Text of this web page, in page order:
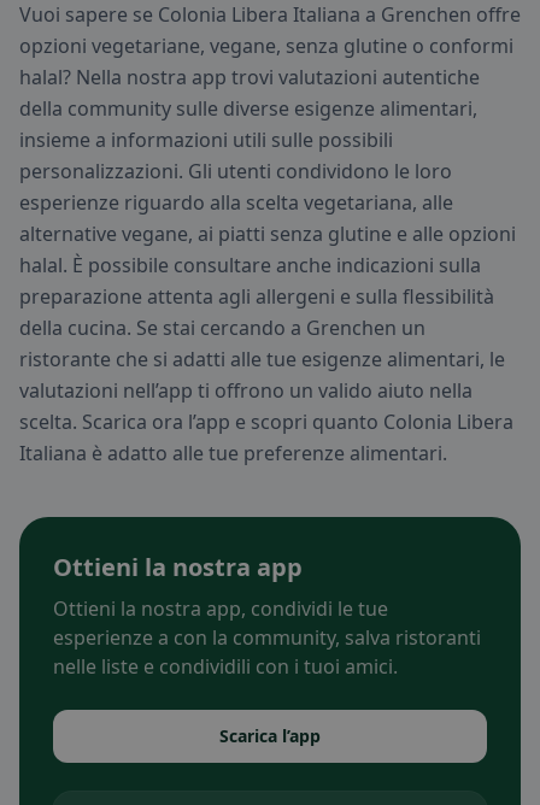
Vuoi sapere se Colonia Libera Italiana a Grenchen offre
opzioni vegetariane, vegane, senza glutine o conformi
halal? Nella nostra app trovi valutazioni autentiche
della community sulle diverse esigenze alimentari,
insieme a informazioni utili sulle possibili
personalizzazioni. Gli utenti condividono le loro
esperienze riguardo alla scelta vegetariana, alle
alternative vegane, ai piatti senza glutine e alle opzioni
halal. È possibile consultare anche indicazioni sulla
preparazione attenta agli allergeni e sulla flessibilità
della cucina. Se stai cercando a Grenchen un
ristorante che si adatti alle tue esigenze alimentari, le
valutazioni nell’app ti offrono un valido aiuto nella
scelta. Scarica ora l’app e scopri quanto Colonia Libera
Italiana è adatto alle tue preferenze alimentari.
Ottieni la nostra app
Ottieni la nostra app, condividi le tue
esperienze a con la community, salva ristoranti
nelle liste e condividili con i tuoi amici.
Scarica l’app